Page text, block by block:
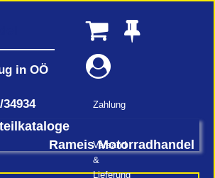
in OÖ
Zahlung
Versand
&
Lieferung
Rameis Motorradhandel